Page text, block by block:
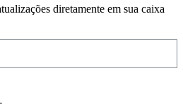
diretamente em sua caixa